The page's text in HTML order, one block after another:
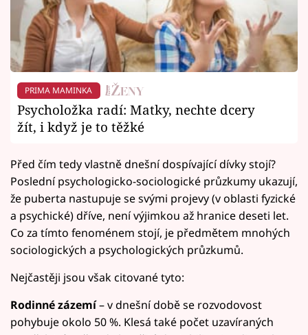
PRIMA MAMINKA
Psycholožka radí: Matky, nechte dcery
žít, i když je to těžké
Před čím tedy vlastně dnešní dospívající dívky stojí?
Poslední psychologicko-sociologické průzkumy ukazují,
že puberta nastupuje se svými projevy (v oblasti fyzické
a psychické) dříve, není výjimkou až hranice deseti let.
Co za tímto fenoménem stojí, je předmětem mnohých
sociologických a psychologických průzkumů.
Nejčastěji jsou však citované tyto:
Rodinné zázemí– v dnešní době se rozvodovost
pohybuje okolo 50 %. Klesá také počet uzavíraných